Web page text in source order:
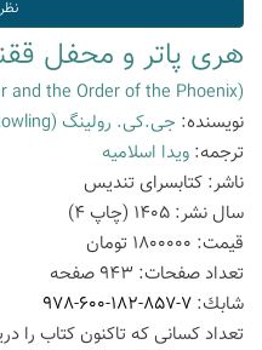
هری پاتر و محفل
(Harry Potter and the Order of the Phoenix)
نویسنده: جی.کی. رولینگ (J.K. Rowling)
ترجمه: ویدا اسلامیه
ناشر: کتابسرای تندیس
سال نشر: 1405 (چاپ4
)
قیمت: 1800000 تومان
تعداد صفحات: 943 صفحه
شابك: 978-600-182-857-7
تعداد كسانی كه تاكنون كتاب را